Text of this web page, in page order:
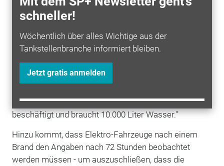
schneller!
Wöchentlich über alles Wichtige aus der
Tankstellenbranche informiert bleiben.
Jetzt gratis anmelden
Gefahrenschutz der deutschen Feuerwehren. Zwar
als bei einem Benziner. Das Löschen einer
brennendenBatterie sei jedoch häufig komplizierter
und langwieriger. "Ein normales Auto löscht man in
einer Viertelstunde ab und braucht dafür 500 Liter
Feuerwehr hingegen oft zwei bis drei Stunden
beschäftigt und braucht 10.000 Liter Wasser."
Hinzu kommt, dass Elektro-Fahrzeuge nach einem
Brand den Angaben nach 72 Stunden beobachtet
werden müssen - um auszuschließen, dass die